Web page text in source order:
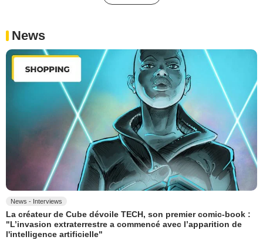
News
News - Interviews
La créateur de Cube dévoile TECH, son premier comic-book :
"L’invasion extraterrestre a commencé avec l’apparition de
l'intelligence artificielle"